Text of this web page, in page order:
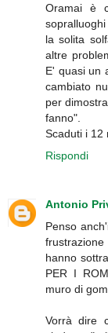
Oramai è
la solita
altre
E' quasi un
cambiato
per
fanno".
Scaduti i 12
Rispondi
Antonio
Penso
hanno
PER I
muro di
Vorrà dire